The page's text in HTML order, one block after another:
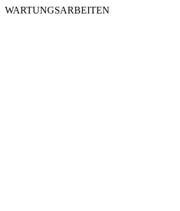
WARTUNGSARBEITEN